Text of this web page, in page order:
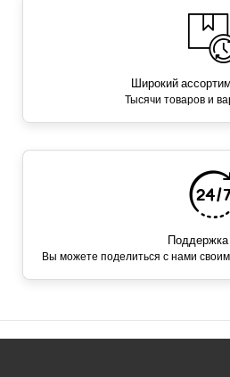
Широкий
Тысячи товаров и
Вы можете поделиться с нами